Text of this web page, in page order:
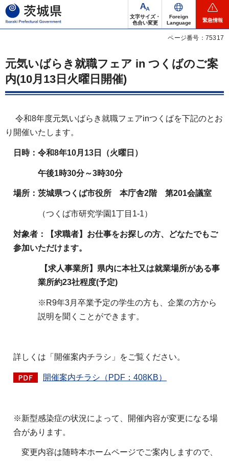
茨城県
文字サイズ・
色合い変更
Foreign
Language
緊急情報
ページ番号：75317
元気いばらき就職フェア in つくばのご案
内(10月13日火曜日開催)
令和8年度元気いばらき就職フェアinつくばを下記のとお
り開催いたします。
日時： 令和8年10月13日 （火曜日）
午後1時30分～3時30分
場所： 茨城県つくば市役所 本庁舎2階 第201会議室
（つくば市研究学園1丁目1-1）
対象者：【求職者】お仕事をお探しの方、どなたでもご
参加いただけます。
【求人事業所】県内に本社又は就業場所がある事
業所約23社程度(予定)
※R9年3月卒業予定の学生の方も、企業の方から
説明を聞くことができます。
詳しくは「開催案内チラシ」をご覧ください。
開催案内チラシ（PDF：408KB）
※新型感染症の状況によって、開催内容が変更になる場
合があります。
変更内容は随時本ホームページでご案内しますので、